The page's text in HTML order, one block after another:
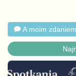
A moim